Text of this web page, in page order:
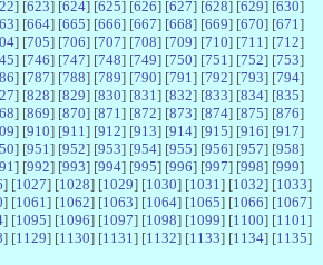
] [623] [624] [625] [626] [627] [628] [629] [630]
] [664] [665] [666] [667] [668] [669] [670] [671 ]
] [705] [706] [707] [708] [709] [710] [711 ] [712]
] [746] [747] [748] [749] [750] [751 ] [752] [753]
] [787] [788] [789] [790] [791 ] [792] [793] [794]
] [828] [829] [830] [831 ] [832] [833] [834] [835]
] [869] [870] [871 ] [872] [873] [874] [875] [876]
] [910] [911 ] [912] [913] [914] [915] [916] [917]
] [951 ] [952] [953] [954] [955] [956] [957] [958]
] [992] [993] [994] [995] [996] [997] [998] [999]
] [1027] [1028] [1029] [1030] [1031 ] [1032] [1033]
] [1061 ] [1062] [1063] [1064] [1065] [1066] [1067]
] [1095] [1096] [1097] [1098] [1099] [1100] [1101 ]
] [1129] [1130] [1131 ] [1132] [1133] [1134] [1135]